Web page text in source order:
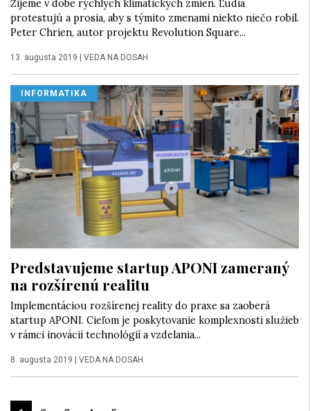
Žijeme v dobe rýchlych klimatických zmien. Ľudia
protestujú a prosia, aby s týmito zmenami niekto niečo robil.
Peter Chrien, autor projektu Revolution Square...
13. augusta 2019 | VEDA NA DOSAH
INFORMATIKA
Predstavujeme startup APONI zameraný
na rozšírenú realitu
Implementáciou rozšírenej reality do praxe sa zaoberá
startup APONI. Cieľom je poskytovanie komplexnosti služieb
v rámci inovácií technológií a vzdelania...
8. augusta 2019 | VEDA NA DOSAH